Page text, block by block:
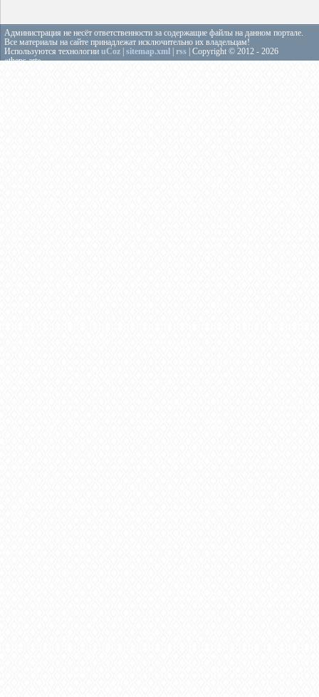
Администрация не несёт ответственности за содержащие файлы на данном портале.
Все материалы на сайте принадлежат исключительно их владельцам!
Используются технологии uCoz sitemap.xml rss | Copyright © 2012 - 2026
«theps.art»